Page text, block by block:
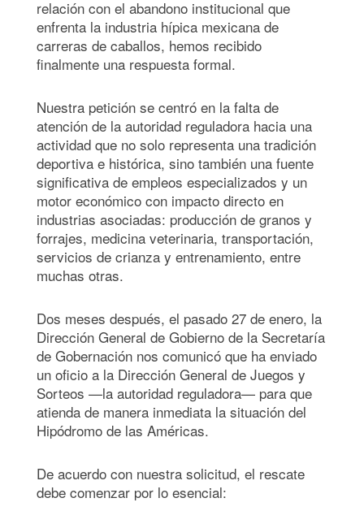
relación con el abandono institucional que
enfrenta la industria hípica mexicana de
carreras de caballos, hemos recibido
finalmente una respuesta formal.
Nuestra petición se centró en la falta de
atención de la autoridad reguladora hacia una
actividad que no solo representa una tradición
deportiva e histórica, sino también una fuente
significativa de empleos especializados y un
motor económico con impacto directo en
industrias asociadas: producción de granos y
forrajes, medicina veterinaria, transportación,
servicios de crianza y entrenamiento, entre
muchas otras.
Dos meses después, el pasado 27 de enero, la
Dirección General de Gobierno de la Secretaría
de Gobernación nos comunicó que ha enviado
un oficio a la Dirección General de Juegos y
Sorteos —la autoridad reguladora— para que
atienda de manera inmediata la situación del
Hipódromo de las Américas.
De acuerdo con nuestra solicitud, el rescate
debe comenzar por lo esencial: